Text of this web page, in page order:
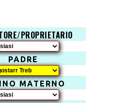
PROPRIETARIO
PADRE
MATERNO